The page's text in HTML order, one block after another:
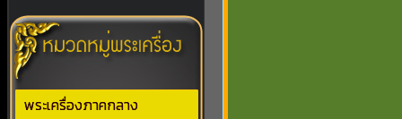
พระเครื่องภาคกลาง